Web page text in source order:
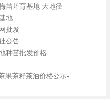
苗培育基地 大地径
地
批发
公告
种苗批发价格
果茶籽茶油价格公示-